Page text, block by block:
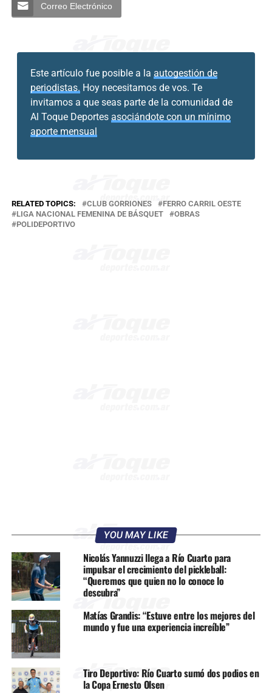
Correo Electrónico
Este artículo fue posible a la autogestión de
periodistas. Hoy necesitamos de vos. Te
invitamos a que seas parte de la comunidad de
Al Toque Deportes asociándote con un mínimo
aporte mensual
RELATED TOPICS: CLUB GORRIONES
FERRO CARRIL OESTE
LIGA NACIONAL FEMENINA DE BÁSQUET
OBRAS
POLIDEPORTIVO
YOU MAY LIKE
Nicolás Yannuzzi llega a Río Cuarto para
impulsar el crecimiento del pickleball:
“Queremos que quien no lo conoce lo
descubra”
Matías Grandis: “Estuve entre los mejores del
mundo y fue una experiencia increíble”
Tiro Deportivo: Río Cuarto sumó dos podios en
la Copa Ernesto Olsen